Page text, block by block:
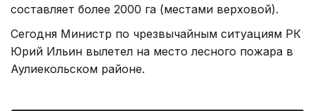
составляет более 2000 га (местами верховой).
Сегодня Министр по чрезвычайным ситуациям РК
Юрий Ильин вылетел на место лесного пожара в
Аулиекольском районе.